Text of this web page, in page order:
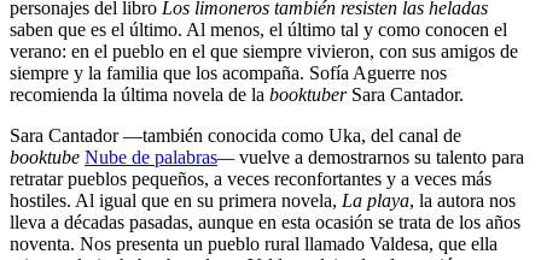
personajes del libro Los limoneros también resisten las heladas
saben que es el último. Al menos, el último tal y como conocen el
verano: en el pueblo en el que siempre vivieron, con sus amigos de
siempre y la familia que los acompaña. Sofía Aguerre nos
recomienda la última novela de la booktuberSara Cantador.
Sara Cantador —también conocida como Uka, del canal de
booktube Nube de palabras—vuelve a demostrarnos su talento para
retratar pueblos pequeños, a veces reconfortantes y a veces más
hostiles. Al igual que en su primera novela, La playa, la autora nos
lleva a décadas pasadas, aunque en esta ocasión se trata de los años
noventa. Nos presenta un pueblo rural llamado Valdesa, que ella